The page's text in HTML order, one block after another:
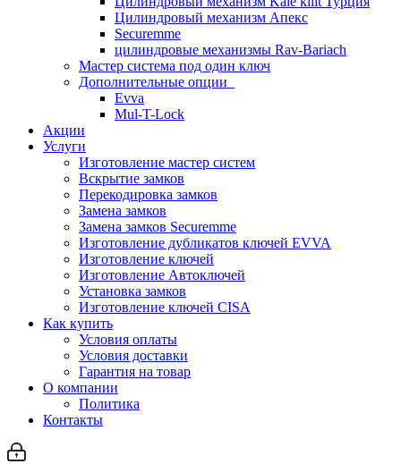
Цилиндровый механизм Апекс
Securemme
цилиндровые механизмы Rav-Bariach
Мастер система под один ключ
Дополнительные опции
Evva
Mul-T-Lock
Акции
Услуги
Изготовление мастер систем
Вскрытие замков
Перекодировка замков
Замена замков
Замена замков Securemme
Изготовление дубликатов ключей EVVA
Изготовление ключей
Изготовление Автоключей
Установка замков
Изготовление ключей CISA
Как купить
Условия оплаты
Условия доставки
Гарантия на товар
О компании
Политика
Контакты